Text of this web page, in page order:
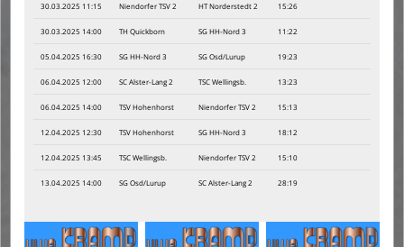
30.03.2025 11:15 Niendorfer TSV 2 HT Norderstedt 2 15:26
30.03.2025 14:00 TH Quickborn SG HH-Nord 3 11:22
05.04.2025 16:30 SG HH-Nord 3 SG Osd/Lurup 19:23
06.04.2025 12:00 SC Alster-Lang 2 TSC Wellingsb. 13:23
06.04.2025 14:00 TSV Hohenhorst Niendorfer TSV 2 15:13
12.04.2025 12:30 TSV Hohenhorst SG HH-Nord 3 18:12
12.04.2025 13:45 TSC Wellingsb. Niendorfer TSV 2 15:10
13.04.2025 14:00 SG Osd/Lurup SC Alster-Lang 2 28:19